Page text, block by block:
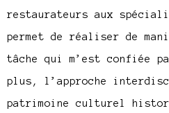
restaurateurs aux
permet de réaliser de
tâche qui m’est confiée
plus, l’approche
patrimoine culturel